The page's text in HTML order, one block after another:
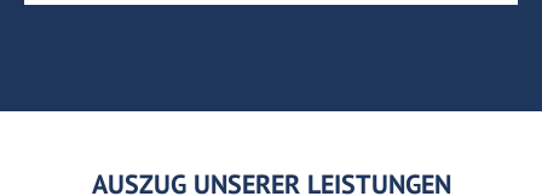
AUSZUG UNSERER LEISTUNGEN